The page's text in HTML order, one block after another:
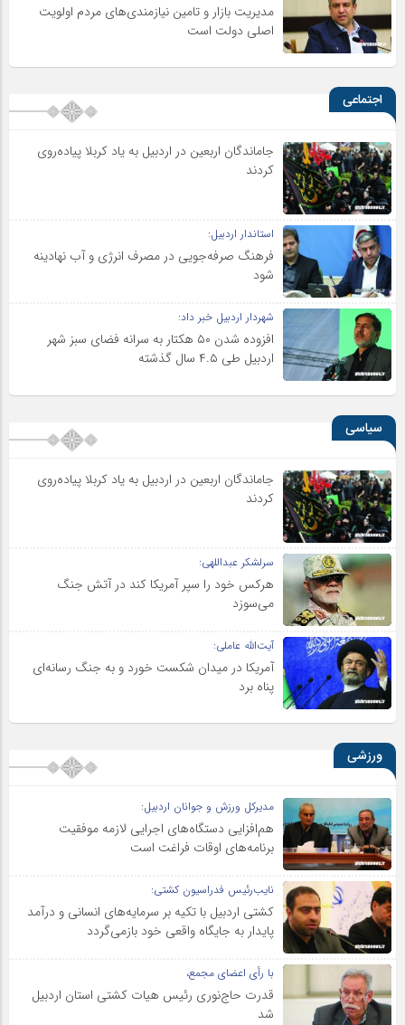
مدیریت بازار و تامین نیازمندی‌های مردم اولویت‌
اصلی دولت است
اجتماعی
جاماندگان اربعین در اردبیل به یاد کربلا پیاده‌روی
کردند
استاندار اردبیل:
فرهنگ صرفه‌جویی در مصرف انرژی و آب نهادینه
شود
شهردار اردبیل خبر داد:
افزوده شدن ۵۰ هکتار به سرانه فضای سبز شهر
اردبیل طی ۴.۵ سال گذشته
سیاسی
جاماندگان اربعین در اردبیل به یاد کربلا پیاده‌روی
کردند
سرلشکر عبداللهی:
هرکس خود را سپر آمریکا کند در آتش جنگ
می‌سوزد
آیت‌الله عاملی:
آمریکا در میدان شکست خورد و به جنگ رسانه‌ای
پناه برد
ورزشی
مدیرکل ورزش و جوانان اردبیل:
هم‌افزایی دستگاه‌های اجرایی لازمه موفقیت
برنامه‌های اوقات فراغت است
نایب‌رئیس فدراسیون کشتی:
کشتی اردبیل با تکیه بر سرمایه‌های انسانی و درآمد
پایدار به جایگاه واقعی خود بازمی‌گردد
با رأی اعضای مجمع،
قدرت حاج‌نوری رئیس هیات کشتی استان اردبیل
شد